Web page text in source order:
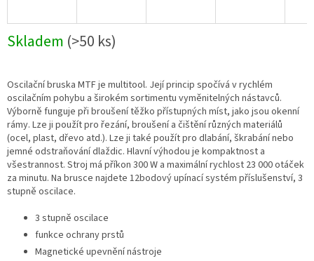
Skladem (>50 ks)
Oscilační bruska MTF je multitool. Její princip spočívá v rychlém
oscilačním pohybu a širokém sortimentu vyměnitelných nástavců.
Výborně funguje při broušení těžko přístupných míst, jako jsou okenní
rámy. Lze ji použít pro řezání, broušení a čištění různých materiálů
(ocel, plast, dřevo atd.). Lze ji také použít pro dlabání, škrabání nebo
jemné odstraňování dlaždic. Hlavní výhodou je kompaktnost a
všestrannost. Stroj má příkon 300 W a maximální rychlost 23 000 otáček
za minutu. Na brusce najdete 12bodový upínací systém příslušenství, 3
stupně oscilace.
3 stupně oscilace
funkce ochrany prstů
Magnetické upevnění nástroje